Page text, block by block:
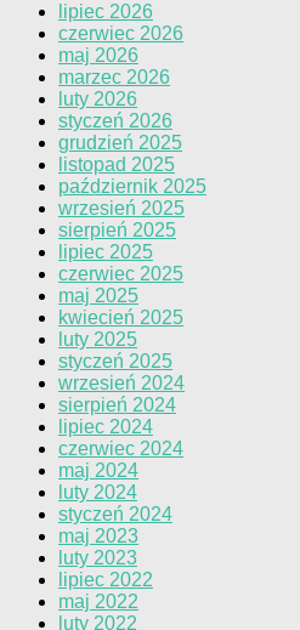
lipiec 2026
czerwiec 2026
maj 2026
marzec 2026
luty 2026
styczeń 2026
grudzień 2025
listopad 2025
październik 2025
wrzesień 2025
sierpień 2025
lipiec 2025
czerwiec 2025
maj 2025
kwiecień 2025
luty 2025
styczeń 2025
wrzesień 2024
sierpień 2024
lipiec 2024
czerwiec 2024
maj 2024
luty 2024
styczeń 2024
maj 2023
luty 2023
lipiec 2022
maj 2022
luty 2022